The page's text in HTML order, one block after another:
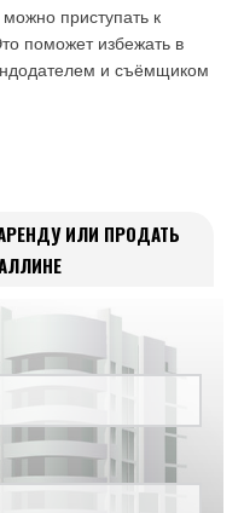
приступать к
поможет избежать в
и съёмщиком
ИЛИ ПРОДАТЬ